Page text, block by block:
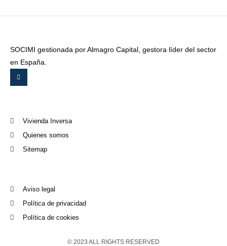
SOCIMI gestionada por Almagro Capital, gestora líder del sector
en España.
Vivienda Inversa
Quienes somos
Sitemap
Aviso legal
Política de privacidad
Política de cookies
© 2023 ALL RIGHTS RESERVED​